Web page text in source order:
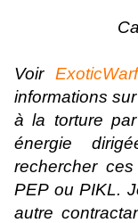
Voir
informations
à la torture
énergie
rechercher
PEP ou PIKL.
autre